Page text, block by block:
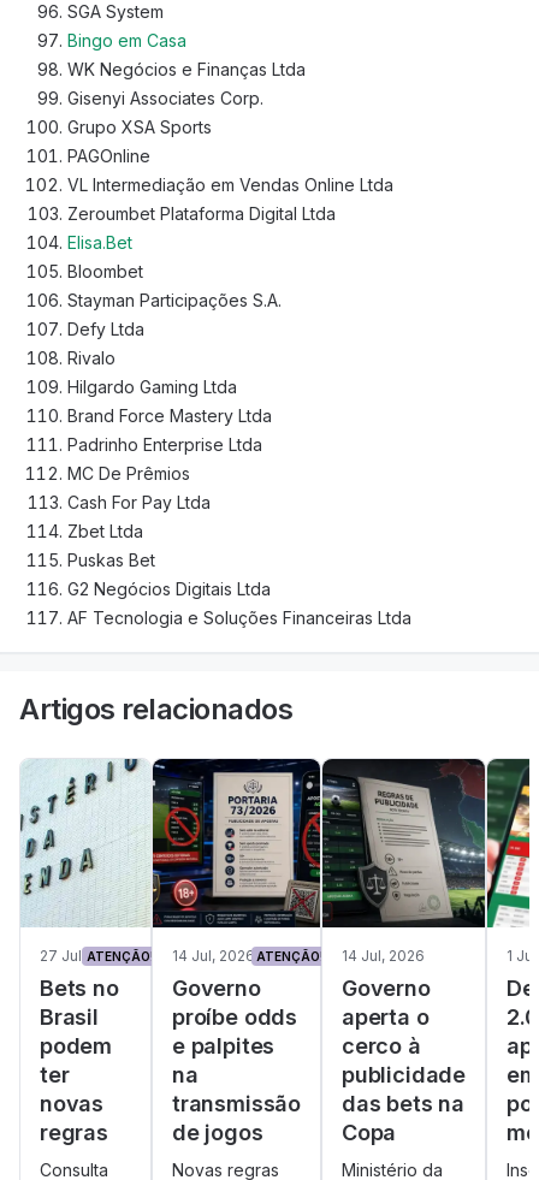
SGA System
Bingo em Casa
WK Negócios e Finanças Ltda
Gisenyi Associates Corp.
Grupo XSA Sports
PAGOnline
VL Intermediação em Vendas Online Ltda
Zeroumbet Plataforma Digital Ltda
Elisa.Bet
Bloombet
Stayman Participações S.A.
Defy Ltda
Rivalo
Hilgardo Gaming Ltda
Brand Force Mastery Ltda
Padrinho Enterprise Ltda
MC De Prêmios
Cash For Pay Ltda
Zbet Ltda
Puskas Bet
G2 Negócios Digitais Ltda
AF Tecnologia e Soluções Financeiras Ltda
Artigos relacionados
27 Jul, 2026
ATENÇÃO!
Bets no
Brasil
podem
ter
novas
regras
Consulta
14 Jul, 2026 ATENÇÃO!
Governo
proíbe odds
e palpites
na
transmissão
de jogos
Novas regras
14 Jul, 2026
Governo
aperta o
cerco à
publicidade
das bets na
Copa
Ministério da
1